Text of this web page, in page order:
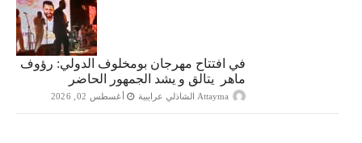
في افتتاح مهرجان بومخلوف الدولي: رؤوف
ماهر يتالق و يشد الجمهور الحاضر
Attayma الشاذلي عرايبية أغسطس 02, 2026